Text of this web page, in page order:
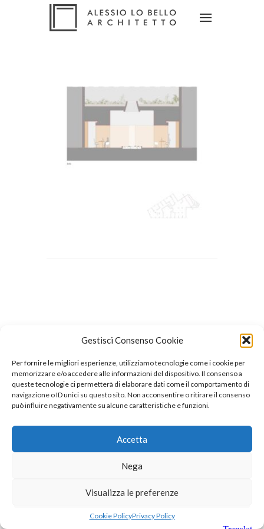
Gestisci Consenso Cookie
Per fornire le migliori esperienze, utilizziamo tecnologie come i cookie per
memorizzare e/o accedere alle informazioni del dispositivo. Il consenso a
queste tecnologie ci permetterà di elaborare dati come il comportamento di
navigazione o ID unici su questo sito. Non acconsentire o ritirare il consenso
può influire negativamente su alcune caratteristiche e funzioni.
Accetta
Nega
Visualizza le preferenze
Cookie PolicyPrivacy Policy